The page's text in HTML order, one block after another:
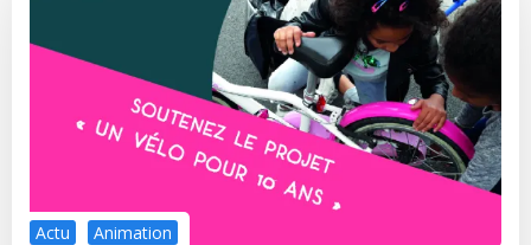
Actu Animation